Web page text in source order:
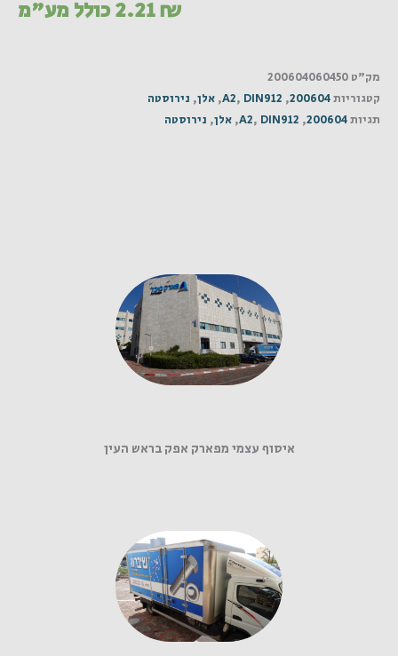
2.21₪ כולל מע"מ
מק"ט 200604060450
קטגוריות200604
,
A2, DIN912
, אלן, נירוסטה
תגיות200604
,
A2, DIN912
, אלן, נירוסטה
איסוף עצמי מפארק אפק בראש העין